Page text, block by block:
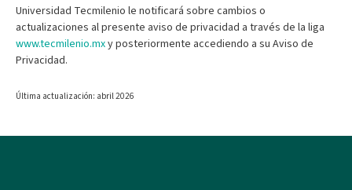
Universidad Tecmilenio le notificará sobre cambios o
actualizaciones al presente aviso de privacidad a través de la liga
www.tecmilenio.mxy posteriormente accediendo a su Aviso de
Privacidad.
Última actualización: abril 2026